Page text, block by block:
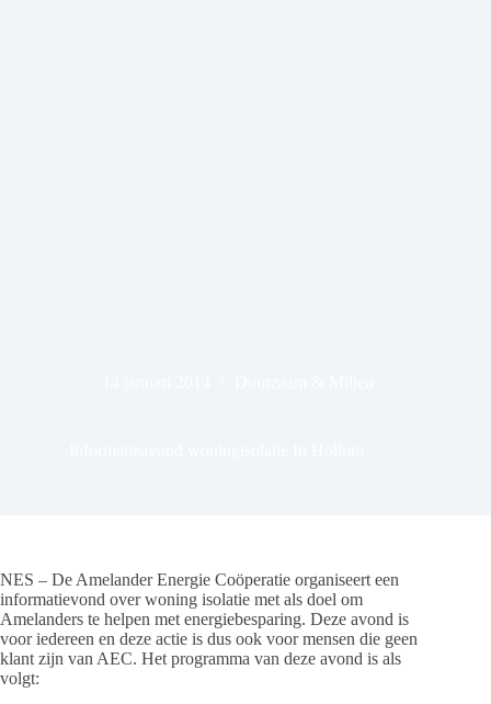
NES – De Amelander Energie Coöperatie organiseert een
informatievond over woning isolatie met als doel om
Amelanders te helpen met energiebesparing. Deze avond is
voor iedereen en deze actie is dus ook voor mensen die geen
klant zijn van AEC. Het programma van deze avond is als
volgt: